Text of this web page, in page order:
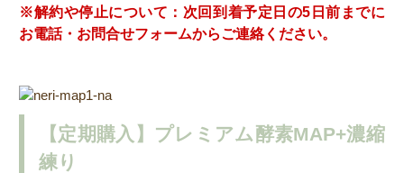
※解約や停止について：次回到着予定日の5日前までに
お電話・お問合せフォームからご連絡ください。
【定期購入】プレミアム酵素MAP+濃縮
練り